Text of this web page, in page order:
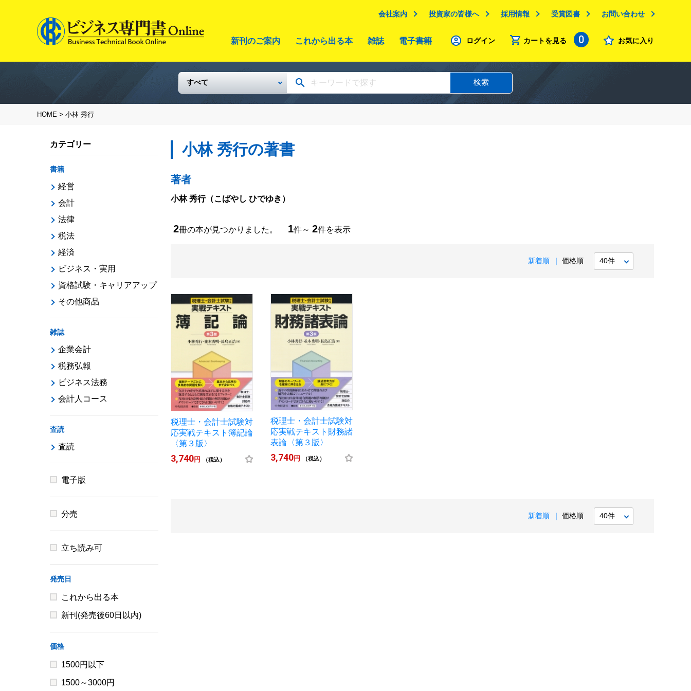
会社案内 投資家の皆様へ 採用情報 受賞図書 お問い合わせ
新刊のご案内 これから出る本 雑誌 電子書籍 ログイン カートを見る 0 お気に入り
検索
HOME > 小林 秀行
小林 秀行の著書
著者
小林 秀行（こばやし ひでゆき）
2冊の本が見つかりました。 1件～ 2件を表示
新着順 価格順
税理士・会計士試験対
応実戦テキスト簿記論
〈第３版〉
3,740円 （税込）
税理士・会計士試験対
応実戦テキスト財務諸
表論〈第３版〉
3,740円 （税込）
新着順 価格順
カテゴリー
書籍
経営
会計
法律
税法
経済
ビジネス・実用
資格試験・キャリアアップ
その他商品
雑誌
企業会計
税務弘報
ビジネス法務
会計人コース
査読
査読
電子版
分売
立ち読み可
発売日
これから出る本
新刊(発売後60日以内)
価格
1500円以下
1500～3000円